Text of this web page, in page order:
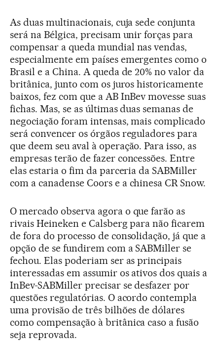
As duas multinacionais, cuja sede conjunta
será na Bélgica, precisam unir forças para
compensar a queda mundial nas vendas,
especialmente em países emergentes como o
Brasil e a China. A queda de 20% no valor da
britânica, junto com os juros historicamente
baixos, fez com que a AB InBev movesse suas
fichas. Mas, se as últimas duas semanas de
negociação foram intensas, mais complicado
será convencer os órgãos reguladores para
que deem seu aval à operação. Para isso, as
empresas terão de fazer concessões. Entre
elas estaria o fim da parceria da SABMiller
com a canadense Coors e a chinesa CR Snow.
O mercado observa agora o que farão as
rivais Heineken e Calsberg para não ficarem
de fora do processo de consolidação, já que a
opção de se fundirem com a SABMiller se
fechou. Elas poderiam ser as principais
interessadas em assumir os ativos dos quais a
InBev-SABMiller precisar se desfazer por
questões regulatórias. O acordo contempla
uma provisão de três bilhões de dólares
como compensação à britânica caso a fusão
seja reprovada.